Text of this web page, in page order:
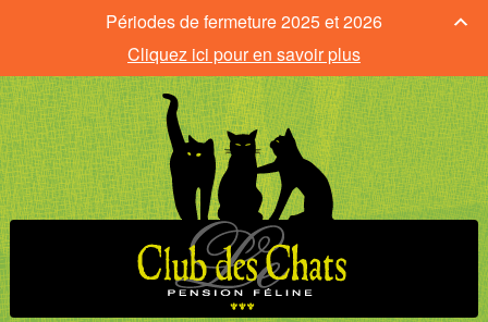
Périodes de fermeture 2025 et 2026
Cliquez ici pour en savoir plus